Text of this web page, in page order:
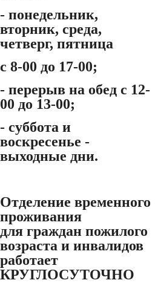
- понедельник,
вторник, среда,
четверг, пятница
с 8-00 до 17-00;
- перерыв на обед с 12-
00 до 13-00;
- суббота и
воскресенье -
выходные дни.
Отделение временного
проживания
для граждан пожилого
возраста и инвалидов
работает
КРУГЛОСУТОЧНО